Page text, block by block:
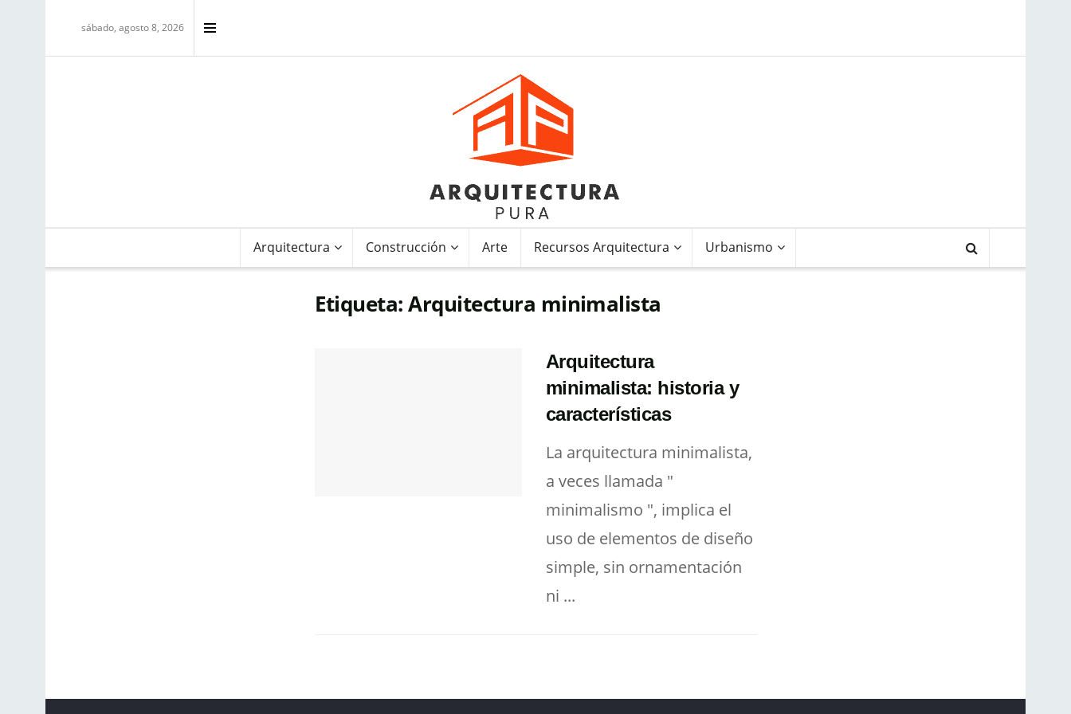
sábado, agosto 8, 2026
Arquitectura Construcción Arte Recursos Arquitectura Urbanismo
Etiqueta:Arquitectura minimalista
Arquitectura
minimalista: historia y
características
La arquitectura minimalista,
a veces llamada "
minimalismo ", implica el
uso de elementos de diseño
simple, sin ornamentación
ni ...